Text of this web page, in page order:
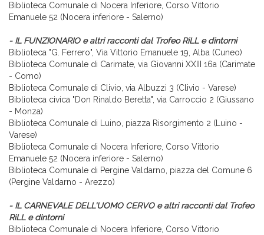
Biblioteca Comunale di Nocera Inferiore, Corso Vittorio
Emanuele 52 (Nocera inferiore - Salerno)
- IL FUNZIONARIO e altri racconti dal Trofeo RiLL e dintorni
Biblioteca "G. Ferrero", Via Vittorio Emanuele 19, Alba (Cuneo)
Biblioteca Comunale di Carimate, via Giovanni XXIII 16a (Carimate
- Como)
Biblioteca Comunale di Clivio, via Albuzzi 3 (Clivio - Varese)
Biblioteca civica "Don Rinaldo Beretta", via Carroccio 2 (Giussano
- Monza)
Biblioteca Comunale di Luino, piazza Risorgimento 2 (Luino -
Varese)
Biblioteca Comunale di Nocera Inferiore, Corso Vittorio
Emanuele 52 (Nocera inferiore - Salerno)
Biblioteca Comunale di Pergine Valdarno, piazza del Comune 6
(Pergine Valdarno - Arezzo)
- IL CARNEVALE DELL'UOMO CERVO e altri racconti dal Trofeo
RiLL e dintorni
Biblioteca Comunale di Nocera Inferiore, Corso Vittorio